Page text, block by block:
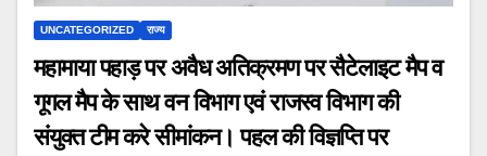
UNCATEGORIZED राज्य
महामाया पहाड़ पर अवैध अतिक्रमण पर सैटेलाइट मैप व
गूगल मैप के साथ वन विभाग एवं राजस्व विभाग की
संयुक्त टीम करे सीमांकन। पहल की विज्ञप्ति पर